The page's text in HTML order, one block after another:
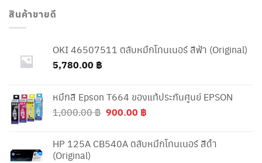
สินค้าขายดี
OKI 46507511 ตลับหมึกโทนเนอร์ สีฟ้า (Original)
5,780.00 ฿
หมึกสี Epson T664 ของแท้ประกันศูนย์ EPSON
1,000.00฿ Original
1,000.00 ฿.
900.00 ฿Current
900.00 ฿.
HP 125A CB540A ตลับหมึกโทนเนอร์ สีดำ
(Original)